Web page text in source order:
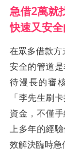
急借2萬就
快速又安
在眾多借款方
安全的管道
待漫長的審
「李先生刷
資金，不僅
上多年的經
效解決臨時急